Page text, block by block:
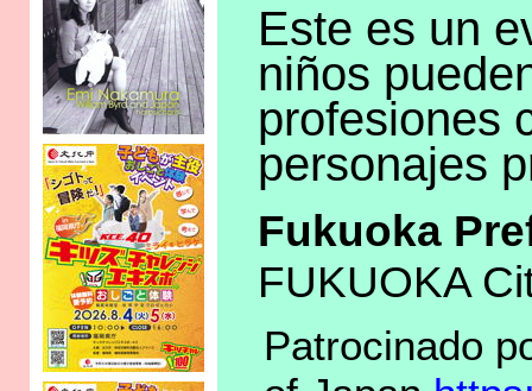
Este es un
niños
profesiones
personajes
Fukuoka
FUKUOKA
Patrocinado